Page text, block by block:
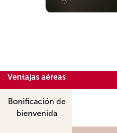
Ventajas aéreas
Bonificación de
bienvenida